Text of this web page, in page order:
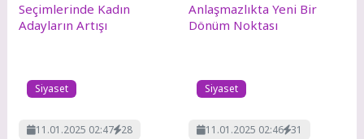
Siyaset
11.01.2025 02:47 28
Siyaset
11.01.2025 02:46 31